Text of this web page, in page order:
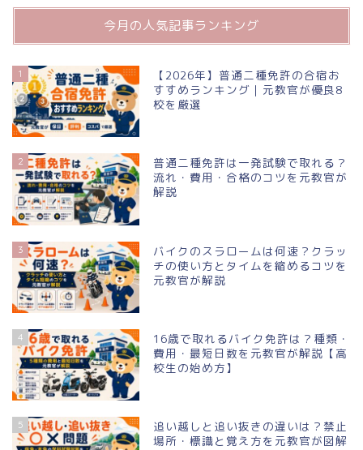
今月の人気記事ランキング
1
【2026年】普通二種免許の合宿お
すすめランキング｜元教官が優良8
校を厳選
2
普通二種免許は一発試験で取れる？
流れ・費用・合格のコツを元教官が
解説
3
バイクのスラロームは何速？クラッ
チの使い方とタイムを縮めるコツを
元教官が解説
4
16歳で取れるバイク免許は？種類・
費用・最短日数を元教官が解説【高
校生の始め方】
5
追い越しと追い抜きの違いは？禁止
場所・標識と覚え方を元教官が図解
牽引・大特
料金が安い順
エリアから探す（一覧）
関東地方